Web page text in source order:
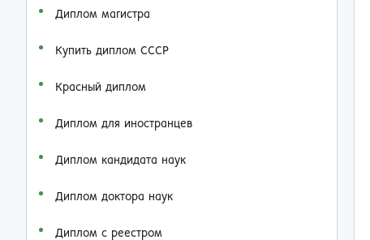
Диплом магистра
Купить диплом СССР
Красный диплом
Диплом для иностранцев
Диплом кандидата наук
Диплом доктора наук
Диплом с реестром